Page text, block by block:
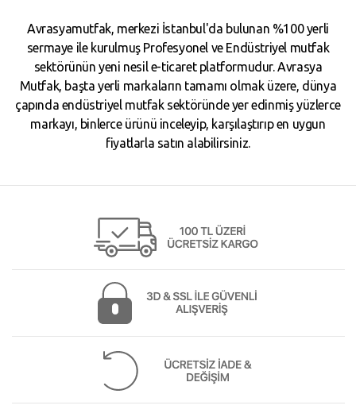
Avrasyamutfak, merkezi İstanbul'da bulunan %100 yerli
sermaye ile kurulmuş Profesyonel ve Endüstriyel mutfak
sektörünün yeni nesil e-ticaret platformudur. Avrasya
Mutfak, başta yerli markaların tamamı olmak üzere, dünya
çapında endüstriyel mutfak sektöründe yer edinmiş yüzlerce
markayı, binlerce ürünü inceleyip, karşılaştırıp en uygun
fiyatlarla satın alabilirsiniz.